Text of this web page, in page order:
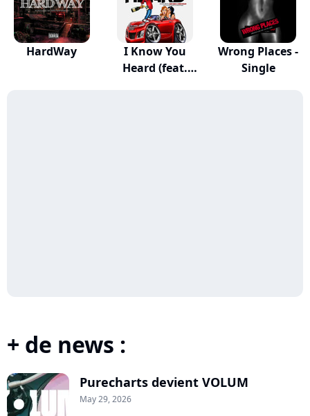
HardWay
I Know You
Heard (feat.
Wrong Places -
Single
+ de news :
Purecharts devient VOLUM
May 29, 2026